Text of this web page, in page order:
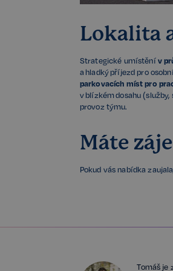
Lokalita
Strategické umístěnív
a hladký příjezd pro
parkovacích míst pro
v blízkém dosahu
provoz týmu.
Máte
Pokud vás nabídka
Tomáš je
sp_t
sp_landing
udid